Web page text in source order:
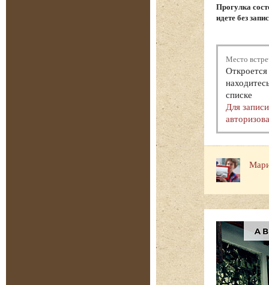
Прогулка
идете без
Место
списке
Для